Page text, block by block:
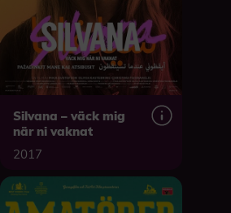
Silvana – väck mig
när ni vaknat
2017